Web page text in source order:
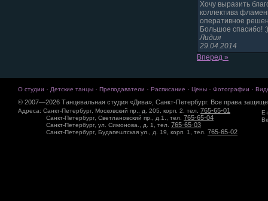
Хочу выразить
коллектива
оперативное
Большое спасибо! :)
Лидия
29.04.2014
Вперед »
О студии · Детские танцы · Преподаватели · Расписание · Цены · Фотографии ·
© 2007—2026 Танцевальная студия «Дива», Санкт-Петербург. Все права
Адреса: Санкт-Петербург, Московский пр., д. 205, корп. 2, тел. 765-65-01
Санкт-Петербург, Светлановский пр., д.1., тел. 765-65-04
Санкт-Петербург, ул. Симонова., д. 1, тел. 765-65-03
Санкт-Петербург, Будапештская ул., д. 19, корп. 1, тел. 765-65-02